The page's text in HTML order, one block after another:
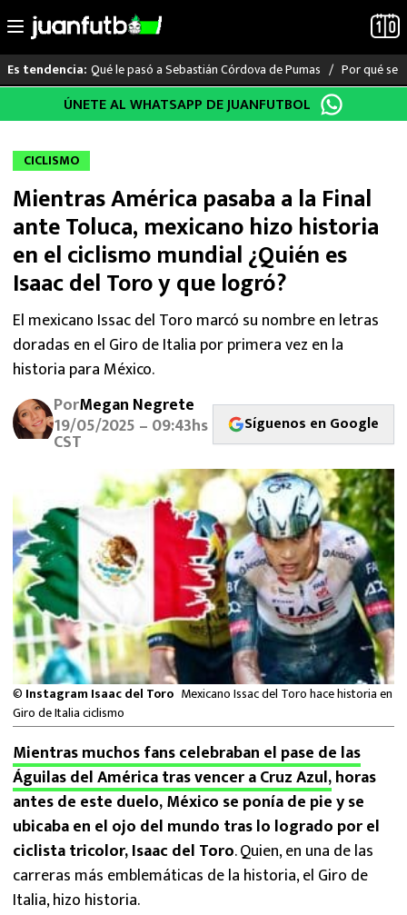
al
Es tendencia: Qué le pasó a Sebastián Córdova de Pumas Por qué se
LO ÚLTIMO
LIGA MX
RAYADOS
PUMAS
ATLANTE
SELECCIÓN MEXICANA
FUTBOL INTERNACIONAL
MEXICANOS EN EL EXTRANJERO
FÓRMULA 1
BOXEO
LIGA MX
NFL
ÚNETE AL WHATSAPP DE JUANFUTBOL
CICLISMO
Mientras América pasaba a la Final
ante Toluca, mexicano hizo historia
en el ciclismo mundial ¿Quién es
Isaac del Toro y que logró?
El mexicano Issac del Toro marcó su nombre en letras
doradas en el Giro de Italia por primera vez en la
historia para México.
PorMegan Negrete
19/05/2025 – 09:43hs
CST
Síguenos en Google
© Instagram Isaac del Toro Mexicano Issac del Toro hace historia en
Giro de Italia ciclismo
Mientras muchos fans celebraban el pase de las
Águilas del América tras vencer a Cruz Azul,horas
antes de este duelo, México se ponía de pie y se
ubicaba en el ojo del mundo tras lo logrado por el
ciclista tricolor, Isaac del Toro. Quien, en una de las
carreras más emblemáticas de la historia, el Giro de
Italia, hizo historia.